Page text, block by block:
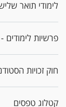
לימודי תואר
פרשיות לימודים
חוק זכויות
קטלוג טפסים